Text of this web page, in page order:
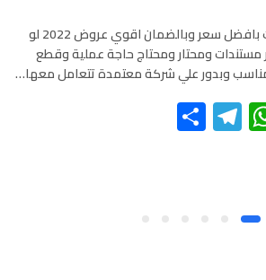
ماكينات تصوير مستندات بافضل سعر وبالضمان اقوي عروض 2022 لو
مستندات ومحتار ومحتاج حاجة عملية وقطع
وبدور علي شركة معتمدة تتعامل معها…
WhatsApp
Telegram